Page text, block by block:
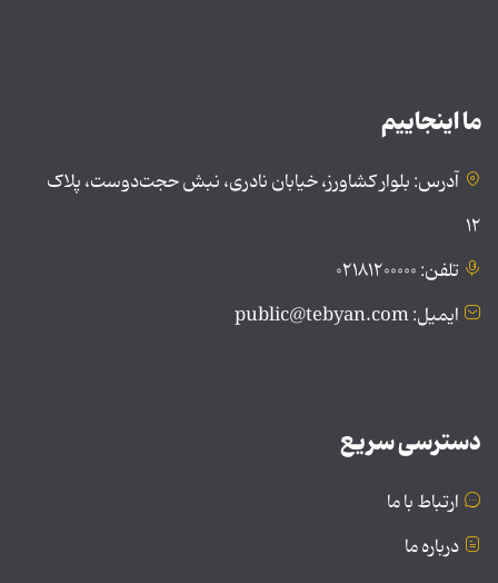
ما اینجاییم
آدرس: بلوار کشاورز، خیابان نادری، نبش حجت‌دوست، پلاک
۱۲
تلفن: ۰۲۱۸۱۲۰۰۰۰۰
ایمیل: public@tebyan.com
دسترسی سریع
ارتباط با ما
درباره ما